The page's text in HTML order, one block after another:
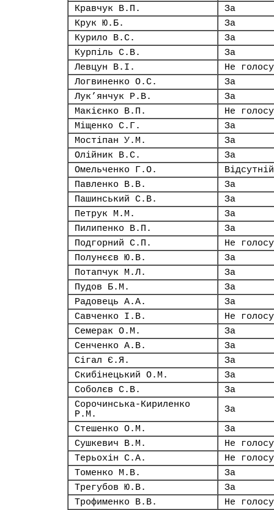
Кравчук В.П.
За
Крук Ю.Б.
За
Курило В.С.
За
Курпіль С.В.
За
Левцун В.І.
Не
Логвиненко О.С.
За
Лук’янчук Р.В.
За
Макієнко В.П.
Не
Міщенко С.Г.
За
Мостіпан У.М.
За
Олійник В.С.
За
Омельченко Г.О.
Відсутній
Павленко В.В.
За
Пашинський С.В.
За
Петрук М.М.
За
Пилипенко В.П.
За
Подгорний С.П.
Не
Полунєєв Ю.В.
За
Потапчук М.Л.
За
Пудов Б.М.
За
Радовець А.А.
За
Савченко І.В.
Не
Семерак О.М.
За
Сенченко А.В.
За
Сігал Є.Я.
За
Скибінецький О.М.
За
Соболєв С.В.
За
Сорочинська-Кириленко
Р.М.
За
Стешенко О.М.
За
Сушкевич В.М.
Не
Терьохін С.А.
Не
Томенко М.В.
За
Трегубов Ю.В.
За
Трофименко В.В.
Не